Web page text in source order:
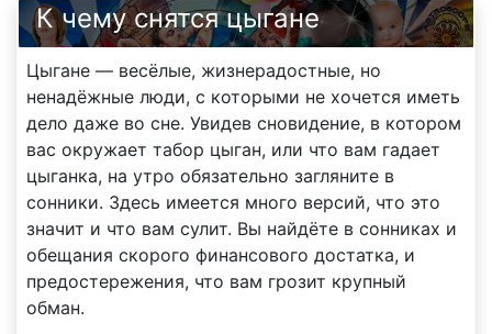
К чему снятся цыгане
Цыгане — весёлые, жизнерадостные, но
ненадёжные люди, с которыми не хочется иметь
дело даже во сне. Увидев сновидение, в котором
вас окружает табор цыган, или что вам гадает
цыганка, на утро обязательно загляните в
сонники. Здесь имеется много версий, что это
значит и что вам сулит. Вы найдёте в сонниках и
обещания скорого финансового достатка, и
предостережения, что вам грозит крупный
обман.